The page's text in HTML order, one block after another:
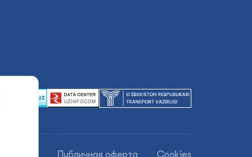
Публичная оферта Cookies